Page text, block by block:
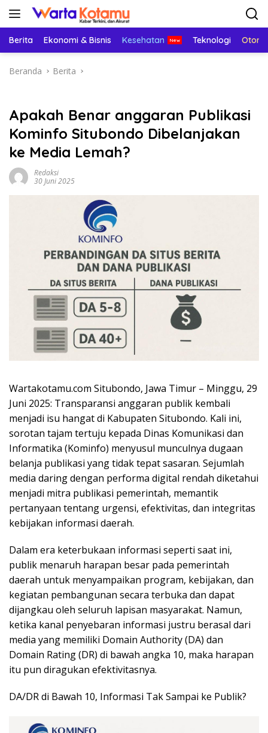
Langsung
Berita Ekonomi & Bisnis Kesehatan Teknologi
Beranda Berita
Apakah Benar anggaran Publikasi
Kominfo Situbondo Dibelanjakan
ke Media Lemah?
Redaksi
30 Juni 2025
Wartakotamu.com Situbondo, Jawa Timur – Minggu, 29
Juni 2025: Transparansi anggaran publik kembali
menjadi isu hangat di Kabupaten Situbondo. Kali ini,
sorotan tajam tertuju kepada Dinas Komunikasi dan
Informatika (Kominfo) menyusul munculnya dugaan
belanja publikasi yang tidak tepat sasaran. Sejumlah
media daring dengan performa digital rendah diketahui
menjadi mitra publikasi pemerintah, memantik
pertanyaan tentang urgensi, efektivitas, dan integritas
kebijakan informasi daerah.
Dalam era keterbukaan informasi seperti saat ini,
publik menaruh harapan besar pada pemerintah
daerah untuk menyampaikan program, kebijakan, dan
kegiatan pembangunan secara terbuka dan dapat
dijangkau oleh seluruh lapisan masyarakat. Namun,
ketika kanal penyebaran informasi justru berasal dari
media yang memiliki Domain Authority (DA) dan
Domain Rating (DR) di bawah angka 10, maka harapan
itu pun diragukan efektivitasnya.
DA/DR di Bawah 10, Informasi Tak Sampai ke Publik?